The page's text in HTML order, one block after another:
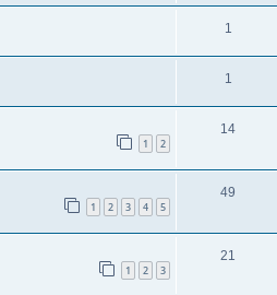
1
1
1 2
14
1 2 3 4 5
49
1 2 3
21